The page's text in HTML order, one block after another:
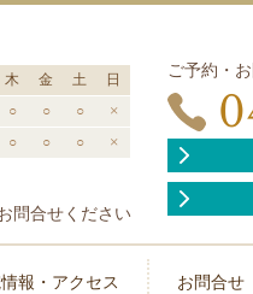
木 金 土
日
○ ○ ○
×
○ ○ ○ ×
問合せください
ご予約・
報・アクセス お問合せ